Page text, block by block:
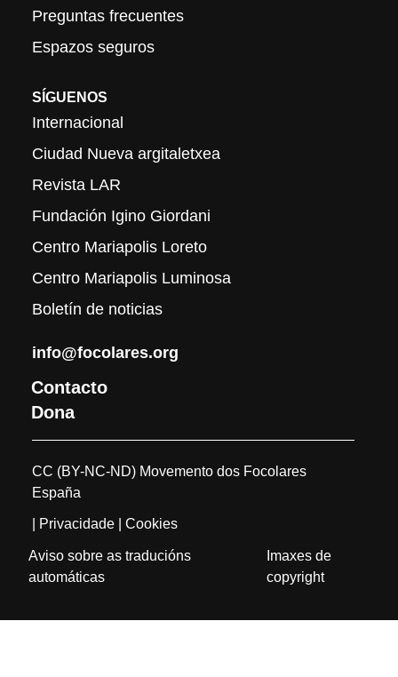
Preguntas frecuentes
Espazos seguros
SÍGUENOS
Internacional
Ciudad Nueva argitaletxea
Revista LAR
Fundación Igino Giordani
Centro Mariapolis Loreto
Centro Mariapolis Luminosa
Boletín de noticias
info@focolares.org
Contacto
Dona
CC (BY-NC-ND) Movemento dos Focolares
España
| Privacidade | Cookies
Aviso sobre as traducións
automáticas
Imaxes de
copyright